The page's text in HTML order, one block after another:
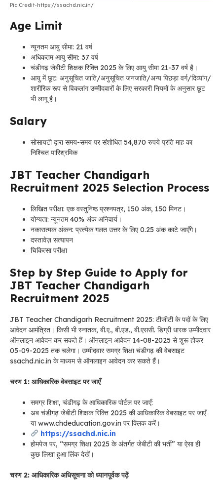
Pic Credit-https://ssachd.nic.in/
Age Limit
न्यूनतम आयु सीमा: 21 वर्ष
अधिकतम आयु सीमा: 37 वर्ष
चंडीगढ़ जेबीटी शिक्षक रिक्ति 2025 के लिए आयु सीमा 21-37 वर्ष है।
आयु में छूट: अनुसूचित जाति/अनुसूचित जनजाति/अन्य पिछड़ा वर्ग/दिव्यांग/
शारीरिक रूप से विकलांग उम्मीदवारों के लिए सरकारी नियमों के अनुसार छूट
भी लागू है।
Salary
सोसायटी द्वारा समय-समय पर संशोधित 54,870 रुपये प्रति माह का
निश्चित पारिश्रमिक
JBT Teacher Chandigarh
Recruitment 2025 Selection Process
लिखित परीक्षा: एक वस्तुनिष्ठ प्रश्नपत्र, 150 अंक, 150 मिनट।
योग्यता: न्यूनतम 40% अंक अनिवार्य।
नकारात्मक अंकन: प्रत्येक गलत उत्तर के लिए 0.25 अंक काटे जाएँगे।
दस्तावेज़ सत्यापन
चिकित्सा परीक्षा
Step by Step Guide to Apply for
JBT Teacher Chandigarh
Recruitment 2025
JBT Teacher Chandigarh Recruitment 2025: टीजीटी के पदों के लिए
आवेदन आमंत्रित। किसी भी स्नातक, बी.ए., बी.एड., बी.एससी. डिग्री धारक उम्मीदवार
ऑनलाइन आवेदन कर सकते हैं। ऑनलाइन आवेदन 14-08-2025 से शुरू होकर
05-09-2025 तक चलेगा। उम्मीदवार समग्र शिक्षा चंडीगढ़ की वेबसाइट
ssachd.nic.in के माध्यम से ऑनलाइन आवेदन कर सकते हैं।
चरण 1: आधिकारिक वेबसाइट पर जाएँ
समग्र शिक्षा, चंडीगढ़ के आधिकारिक पोर्टल पर जाएँ:
अब चंडीगढ़ जेबीटी शिक्षक रिक्ति 2025 की आधिकारिक वेबसाइट पर जाएँ
या www.chdeducation.gov.in पर क्लिक करें।
https://ssachd.nic.in
होमपेज पर, “समग्र शिक्षा 2025 के अंतर्गत जेबीटी की भर्ती” या ऐसा ही
कुछ लिखा हुआ लिंक देखें।
चरण 2: आधिकारिक अधिसूचना को ध्यानपूर्वक पढ़ें